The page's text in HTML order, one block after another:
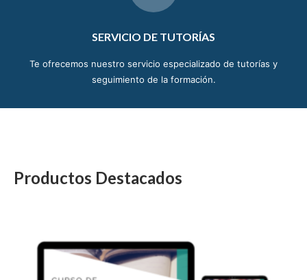
SERVICIO DE TUTORÍAS
Te ofrecemos nuestro servicio especializado de tutorías y
seguimiento de la formación.
Productos Destacados